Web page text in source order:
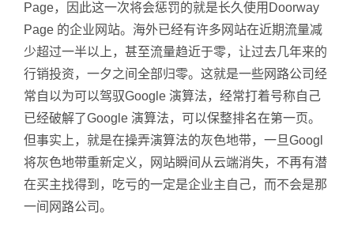
Page，因此这一次将会惩罚的就是长久使用Doorway
Page 的企业网站。海外已经有许多网站在近期流量减
少超过一半以上，甚至流量趋近于零，让过去几年来的
行销投资，一夕之间全部归零。这就是一些网路公司经
常自以为可以驾驭Google 演算法，经常打着号称自己
已经破解了Google 演算法，可以保整排名在第一页。
但事实上，就是在操弄演算法的灰色地带，一旦Googl
将灰色地带重新定义，网站瞬间从云端消失，不再有潜
在买主找得到，吃亏的一定是企业主自己，而不会是那
一间网路公司。